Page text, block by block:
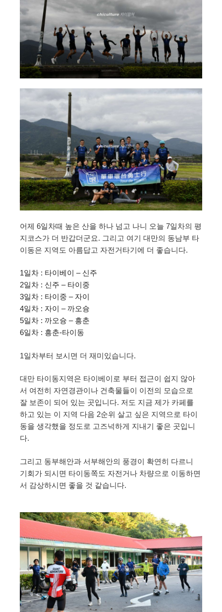
어제 6일차때 높은 산을 하나 넘고 나니 오늘 7일차의 평
지코스가 더 반갑더군요. 그리고 여기 대만의 동남부 타
이동은 지역도 아름답고 자전거타기에 더 좋습니다.
1일차 : 타이베이 – 신주
2일차 : 신주 – 타이중
3일차 : 타이중 – 자이
4일차 : 자이 – 까오슝
5일차 : 까오슝 – 흥춘
6일차 : 흥춘-타이동
1일차부터 보시면 더 재미있습니다.
대만 타이동지역은 타이베이로 부터 접근이 쉽지 않아
서 여전히 자연경관이나 건축물들이 이전의 모습으로
잘 보존이 되어 있는 곳입니다. 저도 지금 제가 카페를
하고 있는 이 지역 다음 2순위 살고 싶은 지역으로 타이
동을 생각했을 정도로 고즈넉하게 지내기 좋은 곳입니
다.
그리고 동부해안과 서부해안의 풍경이 확연히 다르니
기회가 되시면 타이동쪽도 자전거나 차량으로 이동하면
서 감상하시면 좋을 것 같습니다.